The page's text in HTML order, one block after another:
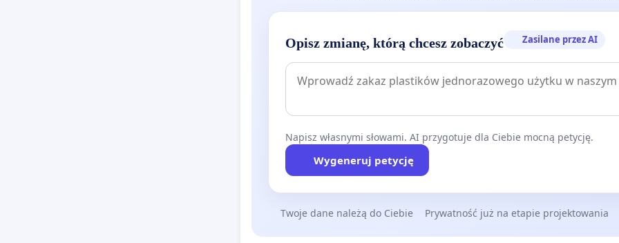
Opisz zmianę, którą chcesz zobaczyć Zasilane przez AI
Napisz własnymi słowami. AI przygotuje dla Ciebie mocną petycję.
Wygeneruj petycję
Twoje dane należą do Ciebie Prywatność już na etapie projektowania